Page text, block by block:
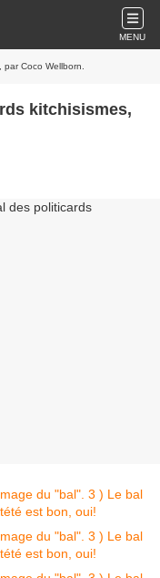
MENU
Coco Wellborn.
kitchisismes,